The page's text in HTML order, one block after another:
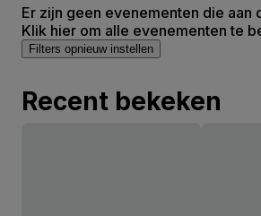
Er zijn geen evenementen die aan
Klik hier om alle evenementen te
Filters opnieuw instellen
Recent bekeken